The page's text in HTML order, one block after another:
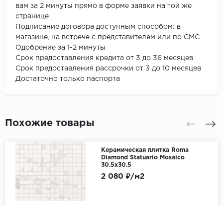
вам за 2 минуты прямо в форме заявки на той же
странице
Подписание договора доступным способом: в
магазине, на встрече с представителем или по СМС
Одобрение за 1-2 минуты
Срок предоставления кредита от 3 до 36 месяцев
Срок предоставления рассрочки от 3 до 10 месяцев
Достаточно только паспорта
Похожие товары
Керамическая плитка Roma
Diamond Statuario Mosaico
30.5x30.5
2 080 ₽/м2